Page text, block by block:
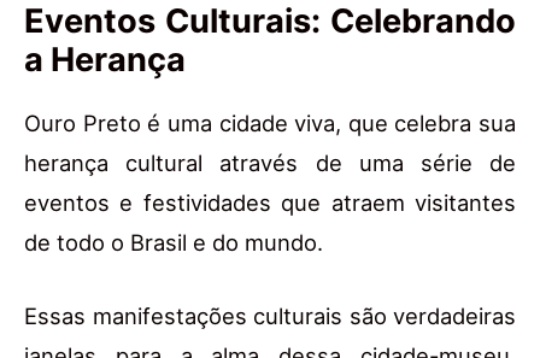
Eventos Culturais: Celebrando
a Herança
Ouro Preto é uma cidade viva, que celebra sua
herança cultural através de uma série de
eventos e festividades que atraem visitantes
de todo o Brasil e do mundo.
Essas manifestações culturais são verdadeiras